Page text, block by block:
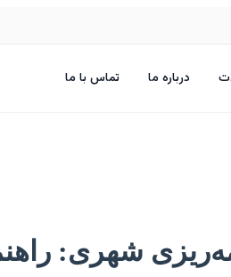
درباره ما تماس با ما
شهری: